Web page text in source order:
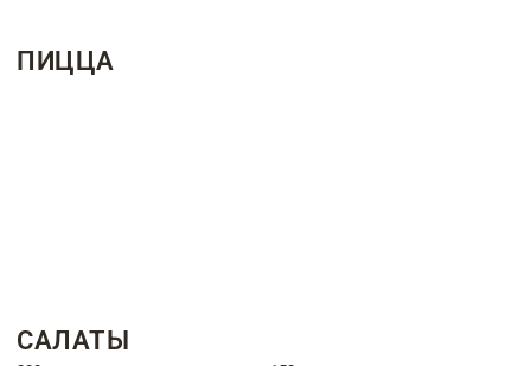
ПИЦЦА
САЛАТЫ